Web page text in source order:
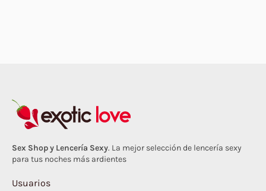
Sex Shop y Lencería Sexy. La mejor selección de lencería sexy
para tus noches más ardientes
Usuarios